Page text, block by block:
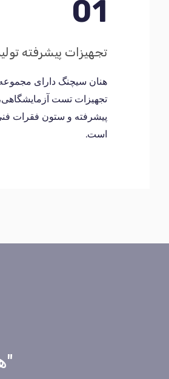
01
تجهیزات پیشرفته
هنان سیچنگ دارای مجموعه
تجهیزات تست آزمایشگاهی،
پیشرفته و ستون فقرات
است.